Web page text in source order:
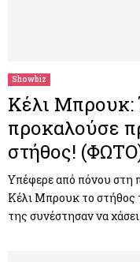
Showbiz
Κέλι Μπρουκ:
προκαλούσε
στήθος!
Υπέφερε από πόνου στη
Κέλι Μπρουκ το στήθος
της συνέστησαν να